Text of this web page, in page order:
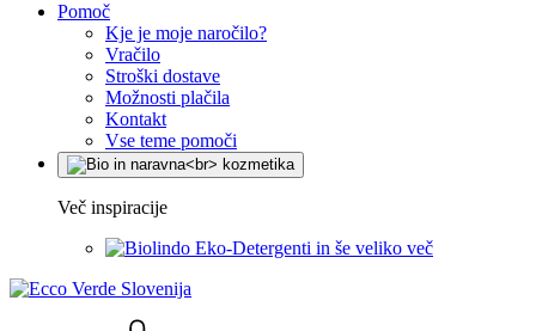
Pomoč
Kje je moje naročilo?
Vračilo
Stroški dostave
Možnosti plačila
Kontakt
Vse teme pomoči
Več inspiracije
Eko-Detergenti in še veliko več